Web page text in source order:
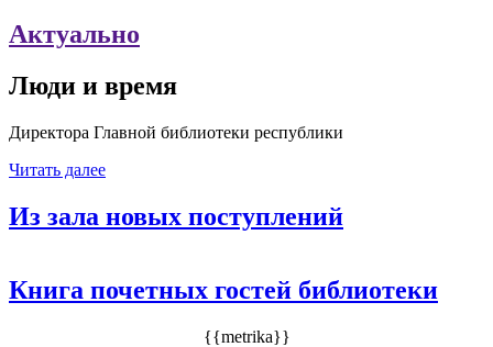
Актуально
Люди и время
Директора Главной библиотеки республики
Читать далее
Из зала новых поступлений
Книга почетных гостей библиотеки
{{metrika}}